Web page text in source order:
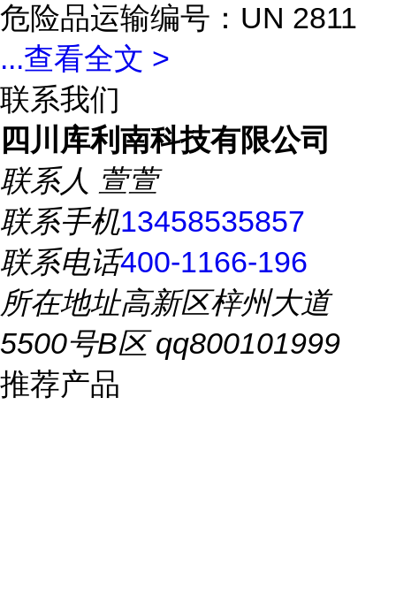
危险品运输编号：UN 2811
...查看全文 >
联系我们
四川库利南科技有限公司
联系人 萱萱
联系手机13458535857
联系电话400-1166-196
所在地址高新区梓州大道
5500号B区 qq800101999
推荐产品